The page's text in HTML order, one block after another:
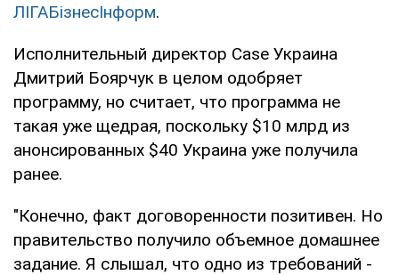
ЛІГАБізнесІнформ.
Исполнительный директор Case Украина
Дмитрий Боярчук в целом одобряет
программу, но считает, что программа не
такая уже щедрая, поскольку $10 млрд из
анонсированных $40 Украина уже получила
ранее.
"Конечно, факт договоренности позитивен. Но
правительство получило объемное домашнее
задание. Я слышал, что одно из требований -